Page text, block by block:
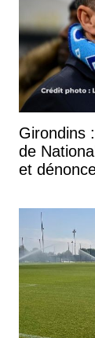
Girondins
de
et